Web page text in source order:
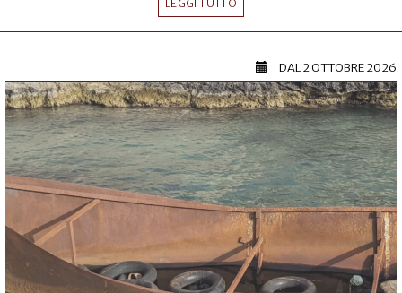
LEGGI TUTTO
DAL2 OTTOBRE 2026